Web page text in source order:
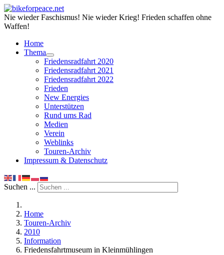
Nie wieder Faschismus! Nie wieder Krieg! Frieden schaffen ohne
Waffen!
Home
Thema
Friedensradfahrt 2020
Friedensradfahrt 2021
Friedensradfahrt 2022
Frieden
New Energies
Unterstützen
Rund ums Rad
Medien
Verein
Weblinks
Touren-Archiv
Impressum & Datenschutz
Suchen ...
Home
Touren-Archiv
2010
Information
Friedensfahrtmuseum in Kleinmühlingen